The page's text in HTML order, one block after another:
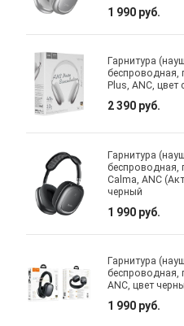
1 990 руб.
Гарнитура
беспроводная,
Plus, ANC, цвет
2 390 руб.
Гарнитура
беспроводная,
Calma, ANC
черный
1 990 руб.
Гарнитура
беспроводная,
ANC, цвет
1 990 руб.